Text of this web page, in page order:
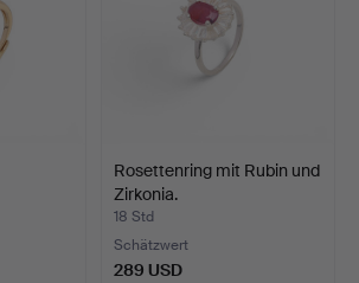
Rosettenring mit Rubin und
Zirkonia.
18 Std
Schätzwert
289 USD